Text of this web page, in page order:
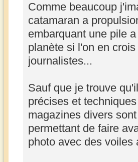
Comme beaucoup
catamaran a
embarquant une pile
planète si l'on en
journalistes...
Sauf que je trouve
précises et
magazines divers
permettant de faire
photo avec des voiles